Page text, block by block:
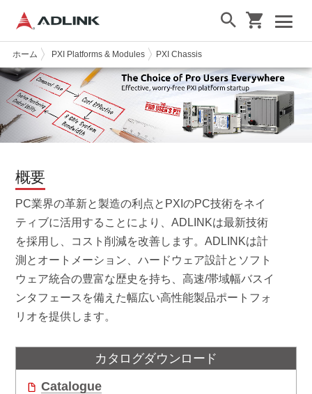
ホーム PXI Platforms & Modules PXI Chassis
概要
PC業界の革新と製造の利点とPXIのPC技術をネイ
ティブに活用することにより、ADLINKは最新技術
を採用し、コスト削減を改善します。ADLINKは計
測とオートメーション、ハードウェア設計とソフト
ウェア統合の豊富な歴史を持ち、高速/帯域幅バスイ
ンタフェースを備えた幅広い高性能製品ポートフォ
リオを提供します。
カタログダウンロード
Catalogue